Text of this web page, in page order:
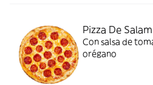
Pizza De
Con salsa de
orégano